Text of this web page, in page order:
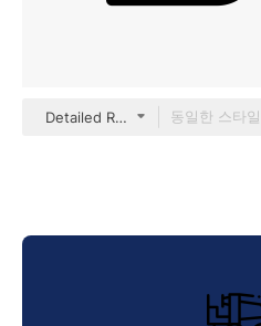
Detailed Rounded Lineal